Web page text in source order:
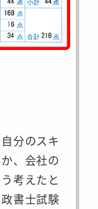
分のスキ
、会社の
考えたと
書士試験